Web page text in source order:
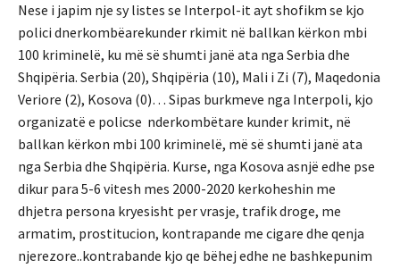
Nese i japim nje sy listes se Interpol-it ayt shofikm se kjo
polici dnerkombëarekunder rkimit në ballkan kërkon mbi
100 kriminelë, ku më së shumti janë ata nga Serbia dhe
Shqipëria. Serbia (20), Shqipëria (10), Mali i Zi (7), Maqedonia
Veriore (2), Kosova (0)… Sipas burkmeve nga Interpoli, kjo
organizatë e policse nderkombëtare kunder krimit, në
ballkan kërkon mbi 100 kriminelë, më së shumti janë ata
nga Serbia dhe Shqipëria. Kurse, nga Kosova asnjë edhe pse
dikur para 5-6 vitesh mes 2000-2020 kerkoheshin me
dhjetra persona kryesisht per vrasje, trafik droge, me
armatim, prostitucion, kontrapande me cigare dhe qenja
njerezore..kontrabande kjo qe bëhej edhe ne bashkepunim